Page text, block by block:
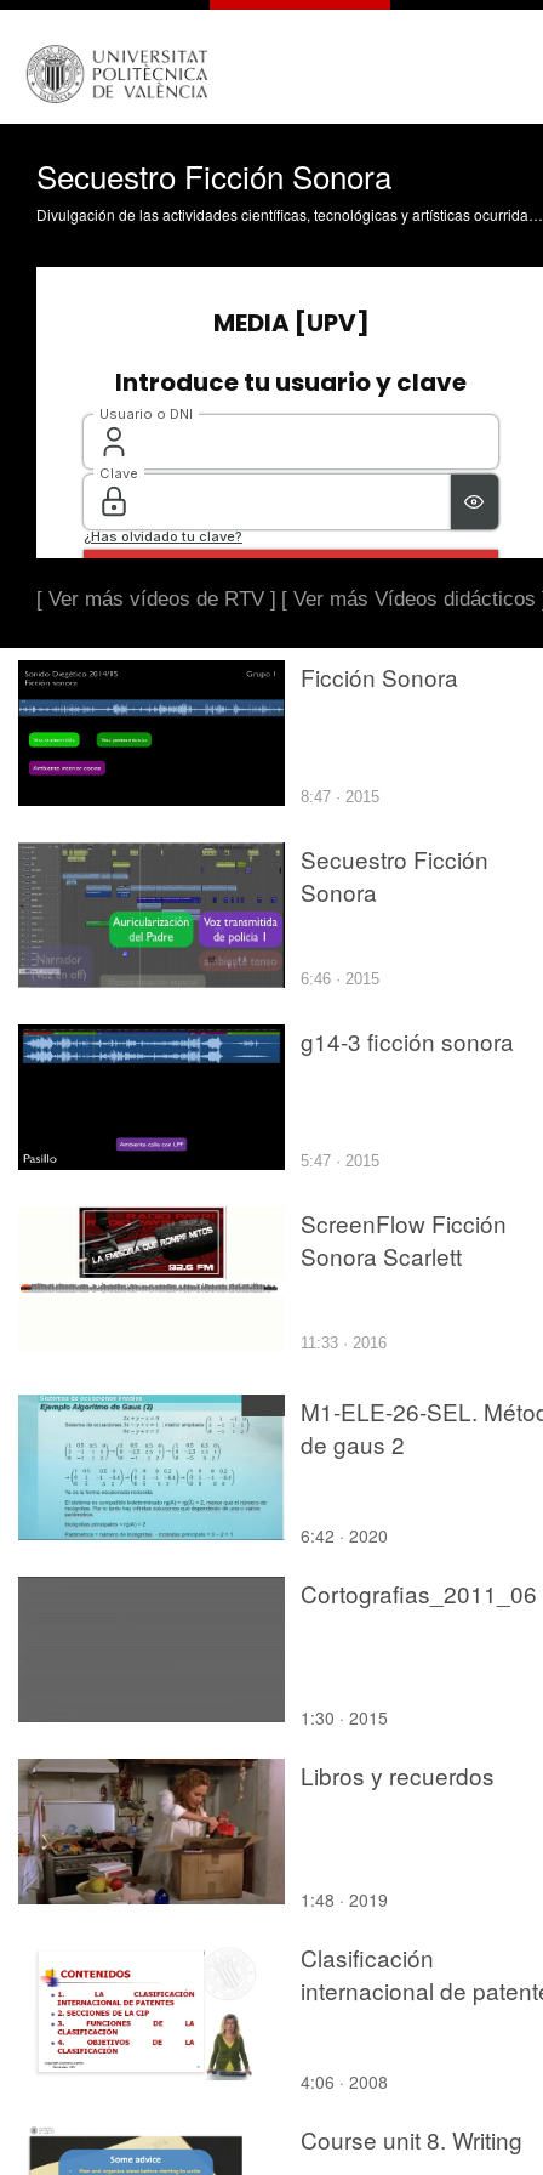
Secuestro Ficción Sonora
Divulgación de las actividades científicas, tecnológicas y artísticas ocurridas en los tres campus de la UPV
[ Ver más vídeos de RTV ] [ Ver más Vídeos didácticos
Ficción Sonora
8:47 · 2015
Secuestro Ficción
Sonora
6:46 · 2015
g14-3 ficción sonora
5:47 · 2015
ScreenFlow Ficción
Sonora Scarlett
11:33 · 2016
M1-ELE-26-SEL.
de gaus 2
6:42 · 2020
Cortografias_2011_06
1:30 · 2015
Libros y recuerdos
1:48 · 2019
Clasificación
internacional de
4:06 · 2008
Course unit 8. Writing